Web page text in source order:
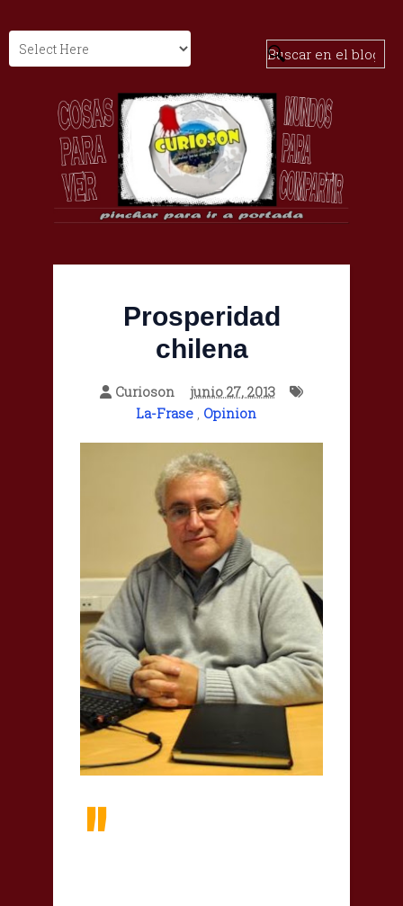
Prosperidad
chilena
Curioson
junio 27, 2013
La-Frase , Opinion
"